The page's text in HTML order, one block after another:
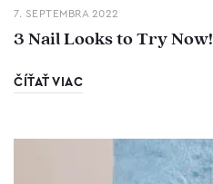
7. SEPTEMBRA 2022
3 Nail Looks to Try Now!
ČÍŤAŤ VIAC